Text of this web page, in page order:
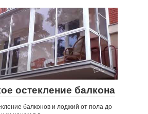
0
остекление балкона
балконов и лоджий от пола до